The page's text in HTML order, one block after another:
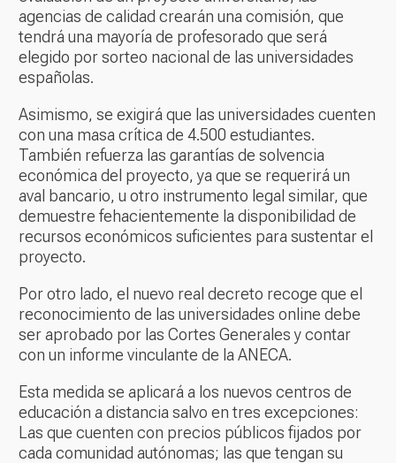
agencias de calidad crearán una comisión, que
tendrá una mayoría de profesorado que será
elegido por sorteo nacional de las universidades
españolas.
Asimismo, se exigirá que las universidades cuenten
con una masa crítica de 4.500 estudiantes.
También refuerza las garantías de solvencia
económica del proyecto, ya que se requerirá un
aval bancario, u otro instrumento legal similar, que
demuestre fehacientemente la disponibilidad de
recursos económicos suficientes para sustentar el
proyecto.
Por otro lado, el nuevo real decreto recoge que el
reconocimiento de las universidades online debe
ser aprobado por las Cortes Generales y contar
con un informe vinculante de la ANECA.
Esta medida se aplicará a los nuevos centros de
educación a distancia salvo en tres excepciones:
Las que cuenten con precios públicos fijados por
cada comunidad autónomas; las que tengan su